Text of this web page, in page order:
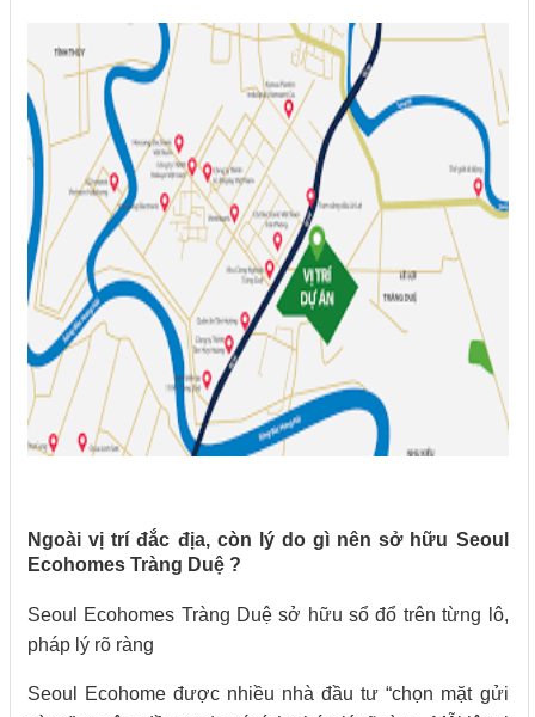
Ngoài vị trí đắc địa, còn lý do gì nên sở hữu Seoul
Ecohomes Tràng Duệ ?
Seoul Ecohomes Tràng Duệ sở hữu sổ đổ trên từng lô,
pháp lý rõ ràng
Seoul Ecohome được nhiều nhà đầu tư “chọn mặt gửi